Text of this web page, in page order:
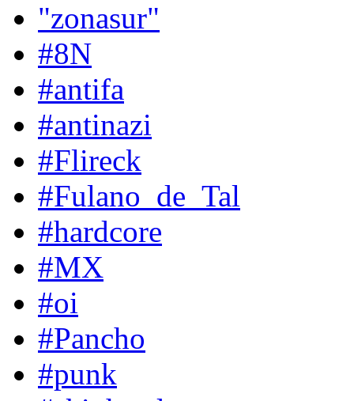
"zonasur"
#8N
#antifa
#antinazi
#Flireck
#Fulano_de_Tal
#hardcore
#MX
#oi
#Pancho
#punk